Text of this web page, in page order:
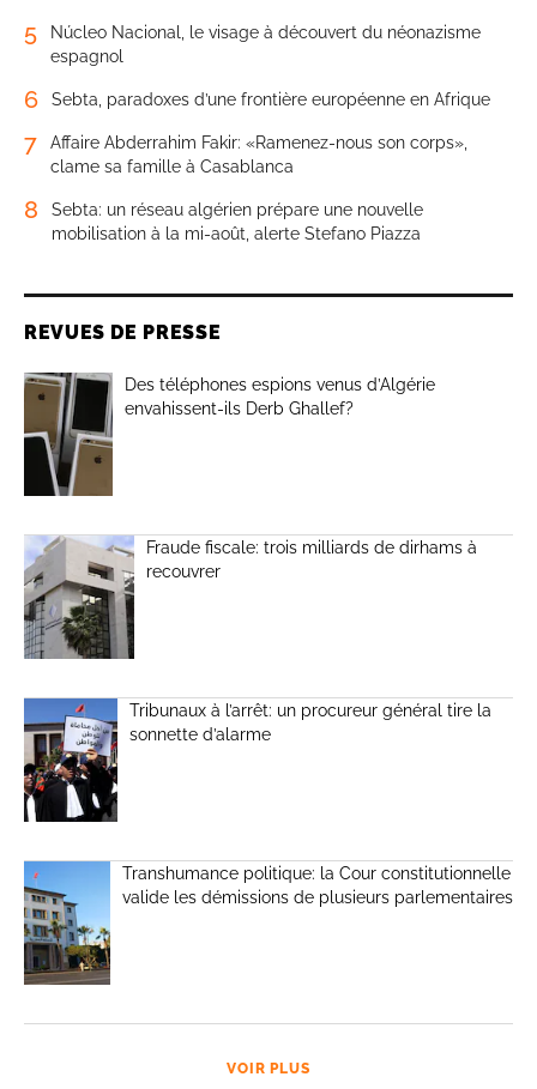
5
Núcleo Nacional, le visage à découvert du néonazisme
espagnol
6 Sebta, paradoxes d’une frontière européenne en Afrique
7
Affaire Abderrahim Fakir: «Ramenez-nous son corps»,
clame sa famille à Casablanca
8
Sebta: un réseau algérien prépare une nouvelle
mobilisation à la mi-août, alerte Stefano Piazza
REVUES DE PRESSE
Des téléphones espions venus d’Algérie
envahissent-ils Derb Ghallef?
Fraude fiscale: trois milliards de dirhams à
recouvrer
Tribunaux à l’arrêt: un procureur général tire la
sonnette d’alarme
Transhumance politique: la Cour constitutionnelle
valide les démissions de plusieurs parlementaires
VOIR PLUS